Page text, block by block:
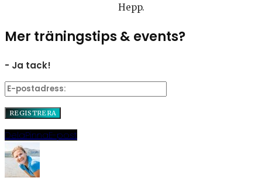
Hepp.
Mer träningstips & events?
- Ja tack!
DelaPinnaE-post